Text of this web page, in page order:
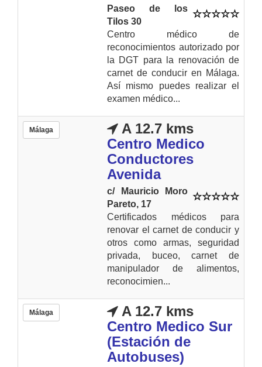
Paseo de los
Tilos 30
Centro médico de
reconocimientos autorizado por
la DGT para la renovación de
carnet de conducir en Málaga.
Así mismo puedes realizar el
examen médico...
Málaga
A 12.7 kms
Centro Medico
Conductores
Avenida
c/ Mauricio Moro
Pareto, 17
Certificados médicos para
renovar el carnet de conducir y
otros como armas, seguridad
privada, buceo, carnet de
manipulador de alimentos,
reconocimien...
Málaga
A 12.7 kms
Centro Medico Sur
(Estación de
Autobuses)